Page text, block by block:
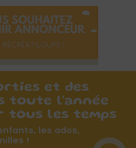
et des
toute l'année
tous les temps
les ados,
!